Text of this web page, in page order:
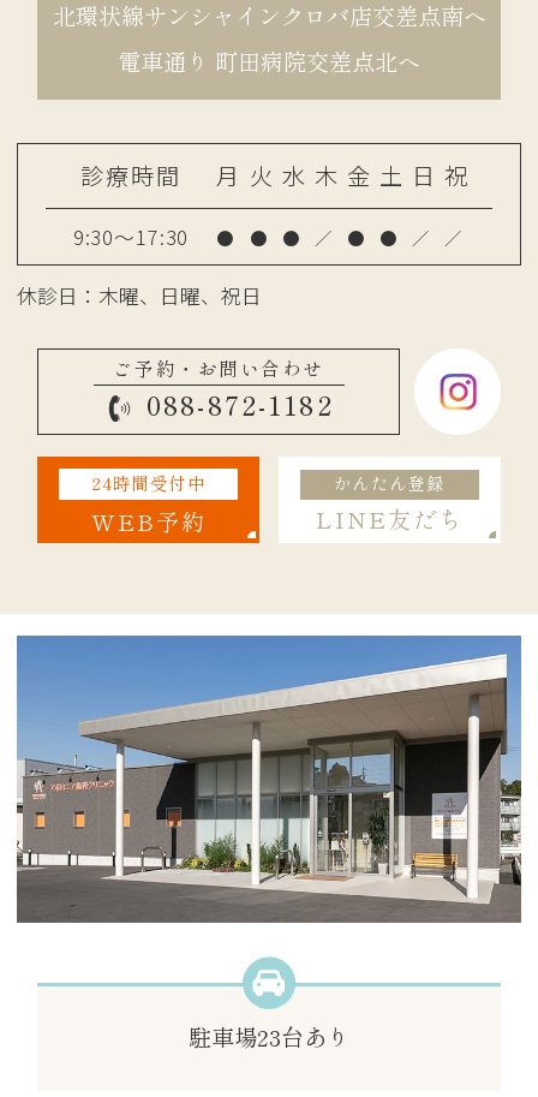
北環状線サンシャインクロバ店交差点南へ
電車通り 町田病院交差点北へ
診療時間 月 火 水 木 金 土 日 祝
9:30～17:30 ● ● ● ／ ● ● ／ ／
休診日：木曜、日曜、祝日
ご予約・お問い合わせ
088-872-1182
24時間受付中
WEB予約
かんたん登録
LINE友だち
駐車場23台あり